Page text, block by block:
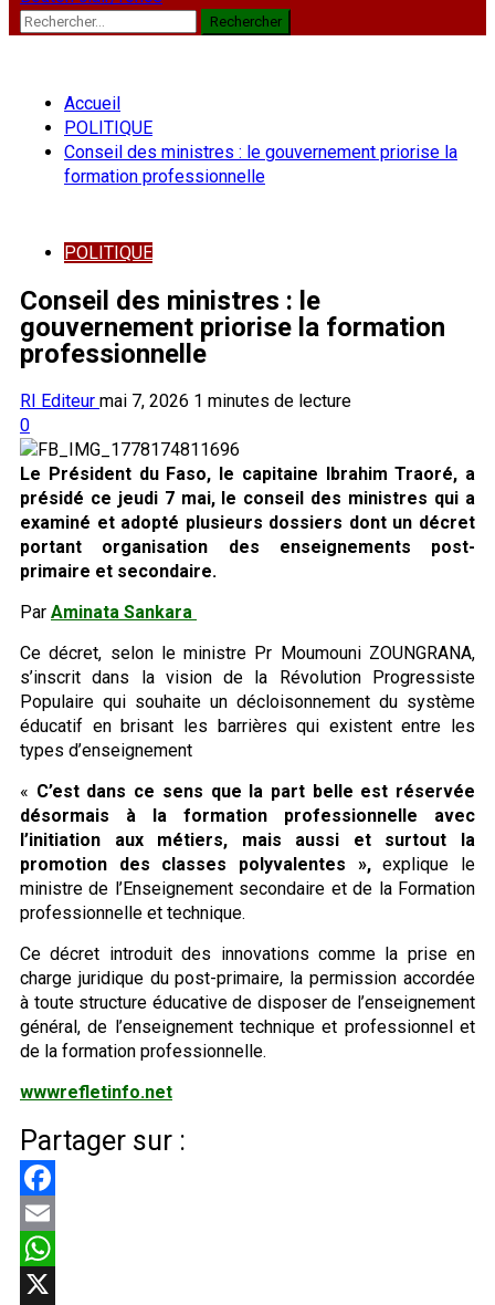
Rechercher :
Accueil
POLITIQUE
Conseil des ministres : le gouvernement priorise la
formation professionnelle
POLITIQUE
Conseil des ministres : le
gouvernement priorise la formation
professionnelle
RI Editeur mai 7, 2026 1 minutes de lecture
0
Le Président du Faso, le capitaine Ibrahim Traoré, a
présidé ce jeudi 7 mai, le conseil des ministres qui a
examiné et adopté plusieurs dossiers dont un décret
portant organisation des enseignements post-
primaire et secondaire.
Par Aminata Sankara
Ce décret, selon le ministre Pr Moumouni ZOUNGRANA,
s’inscrit dans la vision de la Révolution Progressiste
Populaire qui souhaite un décloisonnement du système
éducatif en brisant les barrières qui existent entre les
types d’enseignement
« C’est dans ce sens que la part belle est réservée
désormais à la formation professionnelle avec
l’initiation aux métiers, mais aussi et surtout la
promotion des classes polyvalentes »,explique le
ministre de l’Enseignement secondaire et de la Formation
professionnelle et technique.
Ce décret introduit des innovations comme la prise en
charge juridique du post-primaire, la permission accordée
à toute structure éducative de disposer de l’enseignement
général, de l’enseignement technique et professionnel et
de la formation professionnelle.
wwwrefletinfo.net
Partager sur :
Facebook
Email
WhatsApp